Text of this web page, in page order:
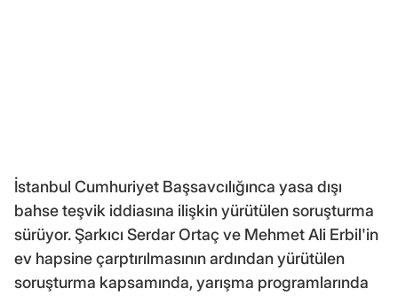
İstanbul Cumhuriyet Başsavcılığınca yasa dışı
bahse teşvik iddiasına ilişkin yürütülen soruşturma
sürüyor. Şarkıcı Serdar Ortaç ve Mehmet Ali Erbil'in
ev hapsine çarptırılmasının ardından yürütülen
soruşturma kapsamında, yarışma programlarında